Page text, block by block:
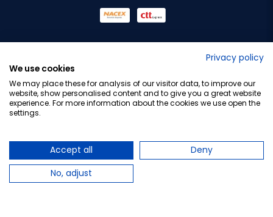
Privacy policy
We use cookies
We may place these for analysis of our visitor data, to improve our
website, show personalised content and to give you a great website
experience. For more information about the cookies we use open the
settings.
Accept all
Deny
No, adjust